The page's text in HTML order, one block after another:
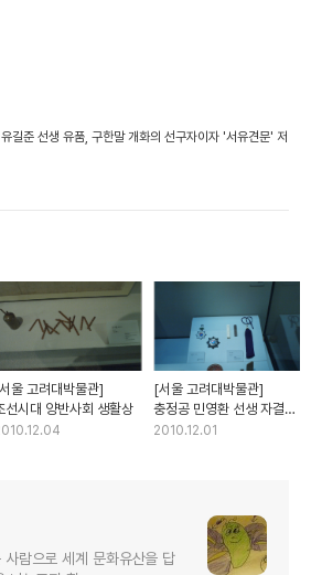
길준 선생 유품, 구한말 개화의 선구자이자 '서유견문' 저
울 고려대박물관]
선시대 양반사회 생활상
[서울 고려대박물관]
충정공 민영환 선생 자결한
자리에 솟아난 혈죽과
2010.12.01
람으로 세계 문화유산을 답